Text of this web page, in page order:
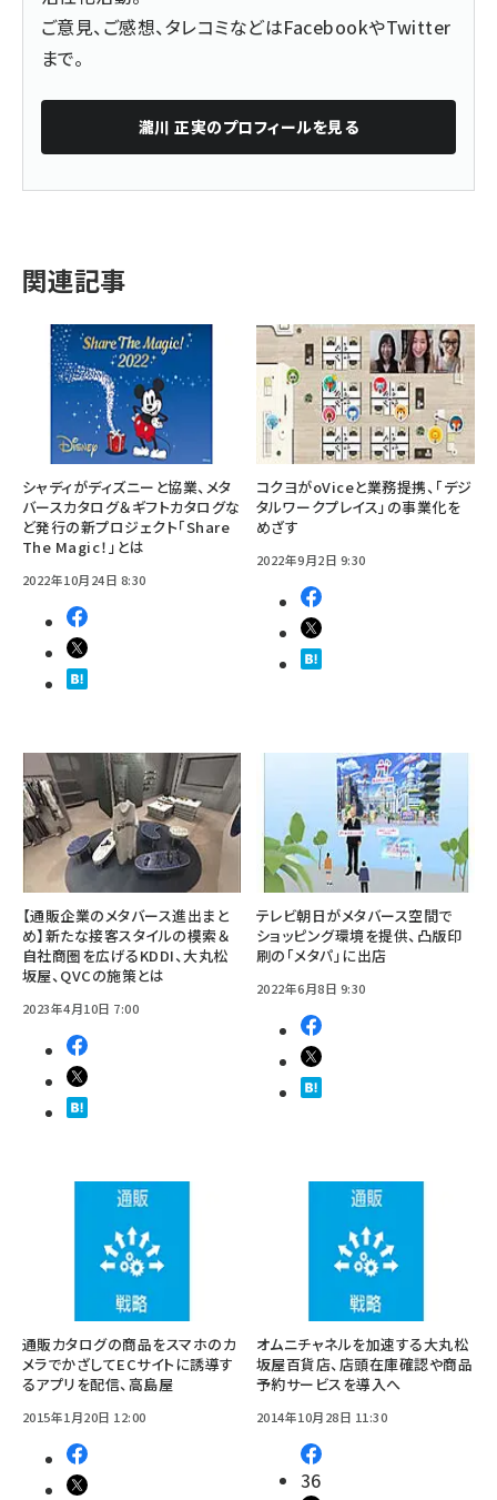
ご意見、ご感想、タレコミなどはFacebookやTwitter
まで。
瀧川 正実のプロフィールを見る
関連記事
シャディがディズニーと協業、メタ
バースカタログ＆ギフトカタログな
ど発行の新プロジェクト「Share
The Magic！」とは
2022年10月24日 8:30
コクヨがoViceと業務提携、「デジ
タルワークプレイス」の事業化を
めざす
2022年9月2日 9:30
【通販企業のメタバース進出まと
め】新たな接客スタイルの模索＆
自社商圏を広げるKDDI、大丸松
坂屋、QVCの施策とは
2023年4月10日 7:00
テレビ朝日がメタバース空間で
ショッピング環境を提供、凸版印
刷の「メタパ」に出店
2022年6月8日 9:30
通販カタログの商品をスマホのカ
メラでかざしてECサイトに誘導す
るアプリを配信、高島屋
2015年1月20日 12:00
オムニチャネルを加速する大丸松
坂屋百貨店、店頭在庫確認や商品
予約サービスを導入へ
2014年10月28日 11:30
36